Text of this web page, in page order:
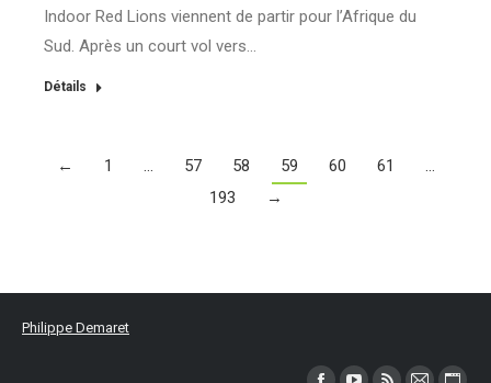
Indoor Red Lions viennent de partir pour l’Afrique du
Sud. Après un court vol vers…
Détails
← 1 … 57 58 59 60 61
…
193
→
Philippe Demaret